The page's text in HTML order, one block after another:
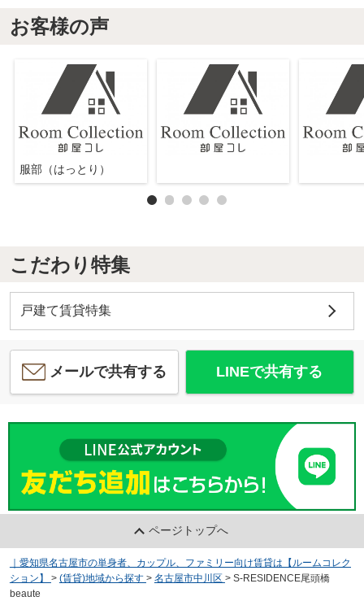
お客様の声
服部（はっとり）
こだわり特集
戸建て賃貸特集
メールで共有する LINEで共有する
ページトップへ
｜愛知県名古屋市の単身者、カップル、ファミリー向け賃貸は【ルームコレク
ション】
> (賃貸)地域から探す > 名古屋市中川区 > S-RESIDENCE尾頭橋
beaute